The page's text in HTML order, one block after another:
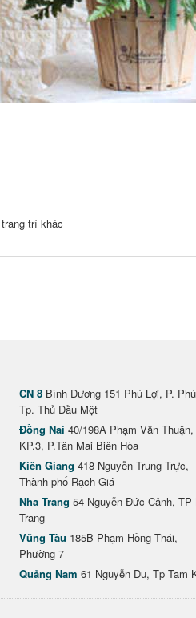
trí khác
CN 8 Bình Dương 151 Phú Lợi, P.
Tp. Thủ Dầu Một
Đồng Nai 40/198A Phạm Văn Thuận,
KP.3, P.Tân Mai Biên Hòa
Kiên Giang 418 Nguyễn Trung Trực,
Thành phố Rạch Giá
Nha Trang 54 Nguyễn Đức Cảnh, TP
Trang
Vũng Tàu 185B Phạm Hồng Thái,
Phường 7
Quảng Nam 61 Nguyễn Du, Tp Tam